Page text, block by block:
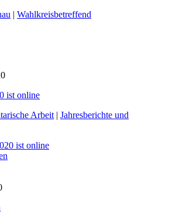
| Wahlkreisbetreffend
ist online
Arbeit | Jahresberichte und